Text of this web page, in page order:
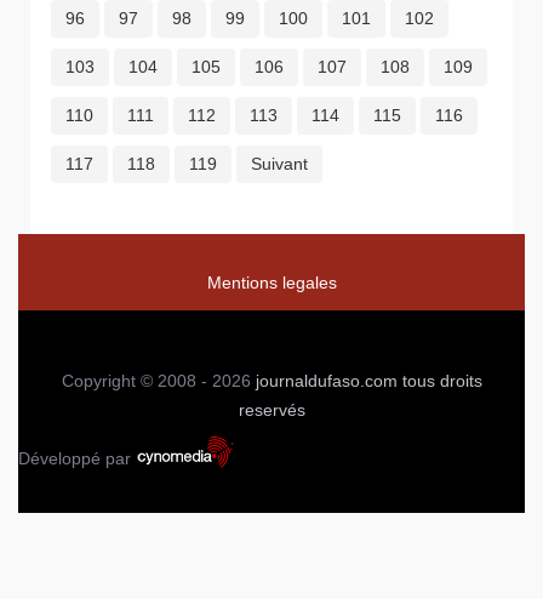
96 97 98 99 100 101 102
103 104 105 106 107 108 109
110 111 112 113 114 115 116
117 118 119 Suivant
Mentions legales
Copyright © 2008 - 2026 journaldufaso.com tous droits
reservés
Développé par